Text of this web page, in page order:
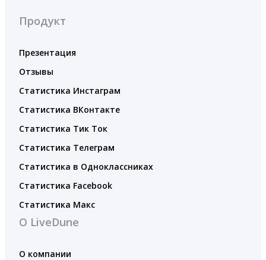
Продукт
Презентация
Отзывы
Статистика Инстаграм
Статистика ВКонтакте
Статистика Тик Ток
Статистика Телеграм
Статистика в Одноклассниках
Статистика Facebook
Статистика Макс
О LiveDune
О компании